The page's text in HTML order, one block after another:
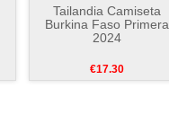
Tailandia Camiseta
Burkina Faso Primera
2024
€17.30